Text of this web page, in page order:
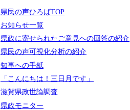
県民の声ひろばTOP
お知らせ一覧
県政に寄せられたご意見への回答の紹介
県民の声可視化分析の紹介
知事への手紙
「こんにちは！三日月です」
滋賀県政世論調査
県政モニター